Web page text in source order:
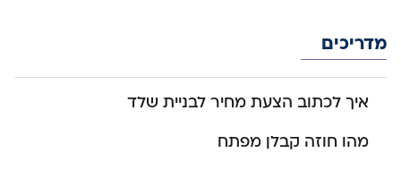
מדריכים
איך לכתוב הצעת מחיר לבניית שלד
מהו חוזה קבלן מפתח